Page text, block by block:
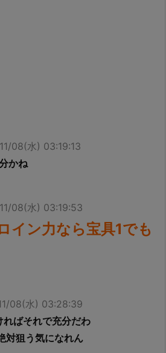
08(水) 03:19:13
かね
08(水) 03:19:53
イン力なら宝具1でも
08(水) 03:28:39
ればそれで充分だわ
対狙う気になれん